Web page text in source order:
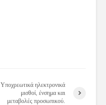
Υποχρεωτικά ηλεκτρονικά
μισθοί, ένσημα και
μεταβολές προσωπικού.